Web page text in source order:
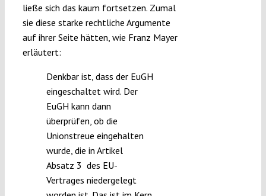
ließe sich das kaum fortsetzen. Zumal
sie diese starke rechtliche Argumente
auf ihrer Seite hätten, wie Franz Mayer
erläutert:
Denkbar ist, dass der EuGH
eingeschaltet wird. Der
EuGH kann dann
überprüfen, ob die
Unionstreue eingehalten
wurde, die in Artikel
Absatz 3 des EU-
Vertrages niedergelegt